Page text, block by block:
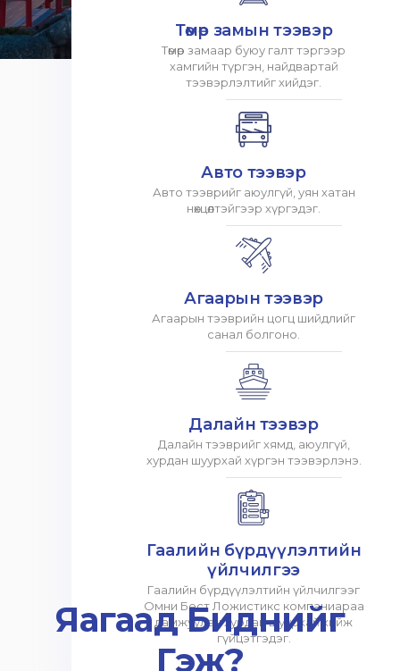
Төмөр замын тээвэр
Төмөр замаар буюу галт тэргээр
хамгийн түргэн, найдвартай
тээвэрлэлтийг хийдэг.
Авто тээвэр
Авто тээврийг аюулгүй, уян хатан
нөхцөлтэйгээр хүргэдэг.
Агаарын тээвэр
Агаарын тээврийн цогц шийдлийг
санал болгоно.
Далайн тээвэр
Далайн тээврийг хямд, аюулгүй,
хурдан шуурхай хүргэн тээвэрлэнэ.
Гаалийн бүрдүүлэлтийн
үйлчилгээ
Гаалийн бүрдүүлэлтийн үйлчилгээг
Омни Бест Ложистикс компаниараа
дамжуулан хурдан шуурхай хийж
гүйцэтгэдэг.
Яагаад Биднийг
Гэж?